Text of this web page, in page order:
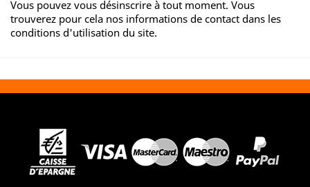
Vous pouvez vous désinscrire à tout moment. Vous
trouverez pour cela nos informations de contact dans les
conditions d'utilisation du site.